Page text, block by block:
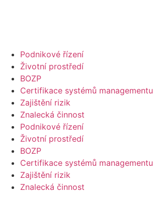
Podnikové řízení
Životní prostředí
BOZP
Certifikace systémů managementu
Zajištění rizik
Znalecká činnost
Podnikové řízení
Životní prostředí
BOZP
Certifikace systémů managementu
Zajištění rizik
Znalecká činnost